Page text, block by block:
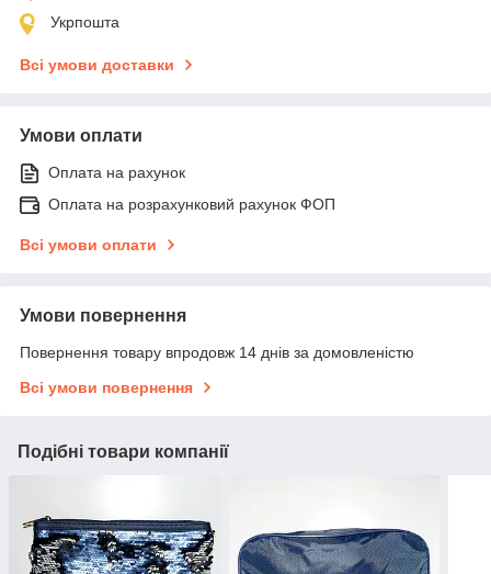
Укрпошта
Всі умови доставки
Умови оплати
Оплата на рахунок
Оплата на розрахунковий рахунок ФОП
Всі умови оплати
Умови повернення
Повернення товару впродовж 14 днів за домовленістю
Всі умови повернення
Подібні товари компанії